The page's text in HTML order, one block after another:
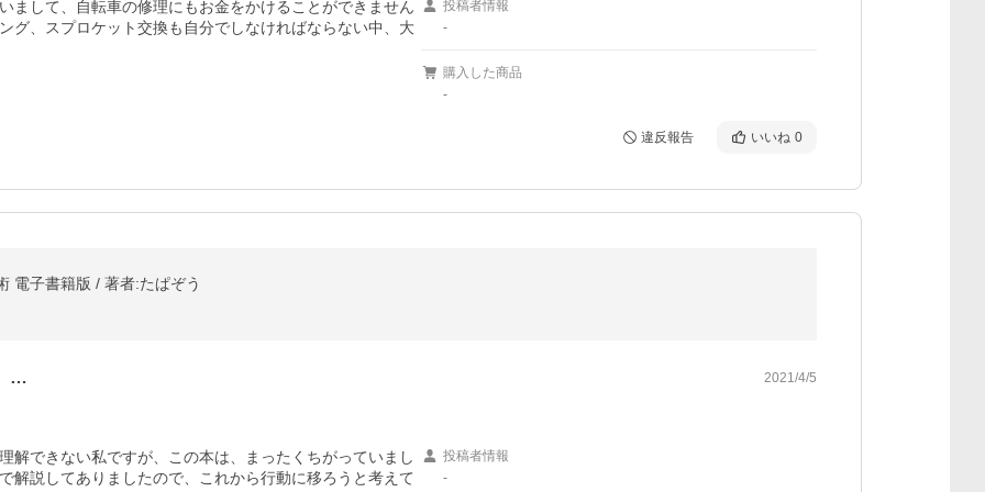
まして、自転車の修理にもお金をかけることができません
グ、スプロケット交換も自分でしなければならない中、大
投稿者情報
-
購入した商品
-
違反報告 いいね 0
電子書籍版 / 著者:たぱぞう
… 2021/4/5
解できない私ですが、この本は、まったくちがっていまし
解説してありましたので、これから行動に移ろうと考えて
投稿者情報
-